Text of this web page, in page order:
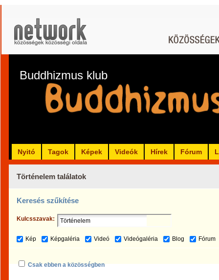
Buddhizmus klub
Nyitó Tagok Képek Videók Hírek Fórum
Történelem találatok
Keresés szűkítése
Kulcsszavak:
Kép Képgaléria Videó Videógaléria Blog Fórum
Csak ebben a közösségben